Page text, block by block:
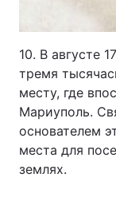
10. В августе
тремя
месту, где
Мариуполь.
основателем
места для
землях.